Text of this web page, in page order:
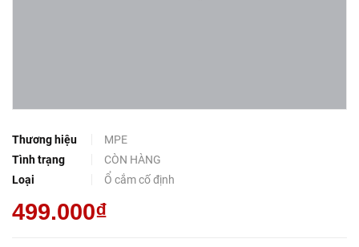
Thương hiệu
MPE
Tình trạng
CÒN HÀNG
Loại
Ổ cắm cố định
499.000₫